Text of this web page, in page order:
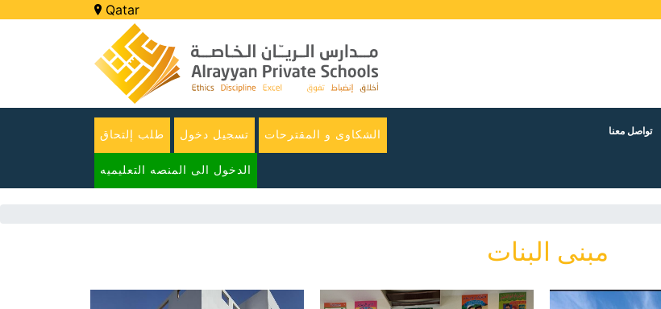
Qatar
طلب إلتحاق تسجيل دخول الشكاوى و المقترحات
الدخول الى المنصه التعليميه
تواصل معنا
مبنى البنات